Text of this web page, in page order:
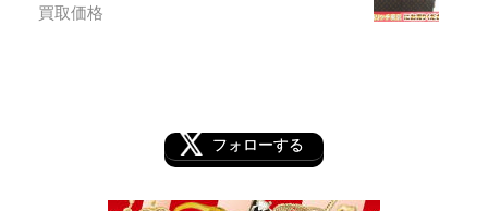
買取価格
フォローする